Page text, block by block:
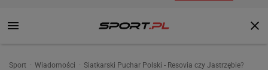
Sport Wiadomości Siatkarski Puchar Polski - Resovia czy Jastrzębie?